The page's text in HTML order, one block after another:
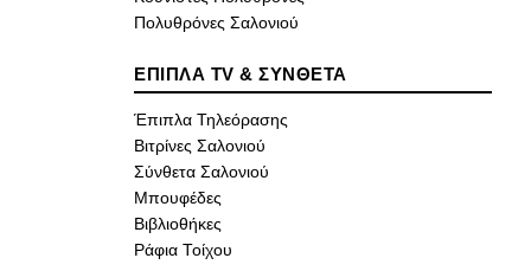
Πολυθρόνες Σαλονιού
ΕΠΙΠΛΑ TV & ΣΥΝΘΕΤΑ
Έπιπλα Τηλεόρασης
Βιτρίνες Σαλονιού
Σύνθετα Σαλονιού
Μπουφέδες
Βιβλιοθήκες
Ράφια Τοίχου